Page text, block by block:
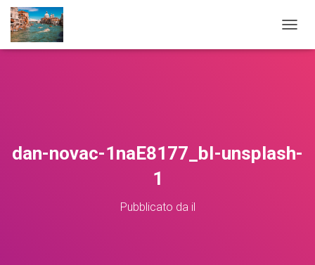
dan-novac-1naE8177_bI-unsplash-
1
Pubblicato da il